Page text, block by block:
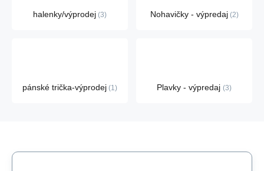
halenky/výprodej 3 Nohavičky - výpredaj 2
pánské trička-výprodej 1 Plavky - výpredaj 3